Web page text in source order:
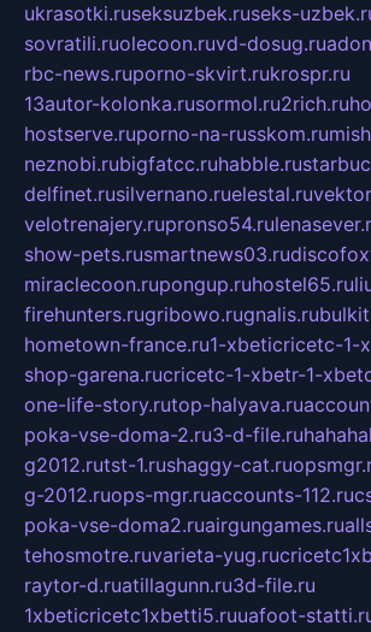
ukrasotki.ruseksuzbek.ruseks-
sovratili.ruolecoon.ruvd-dosug.ru
rbc-news.ruporno-skvirt.rukrospr.ru
13autor-kolonka.rusormol.ru2rich.ru
hostserve.ruporno-na-russkom.ru
neznobi.rubigfatcc.ruhabble.ru
delfinet.rusilvernano.ruelestal.ru
velotrenajery.rupronso54.ru
show-pets.rusmartnews03.ru
miraclecoon.rupongup.ruhostel65.ru
firehunters.rugribowo.rugnalis.ru
hometown-france.ru1-xbeticricetc-1-
shop-garena.rucricetc-1-xbetr-1-
one-life-story.rutop-halyava.ru
poka-vse-doma-2.ru3-d-file.ru
g2012.rutst-1.rushaggy-cat.ru
g-2012.ruops-mgr.ruaccounts-112.ru
poka-vse-doma2.ruairgungames.ru
tehosmotre.ruvarieta-yug.ru
raytor-d.ruatillagunn.ru3d-file.ru
1xbeticricetc1xbetti5.ruuafoot-